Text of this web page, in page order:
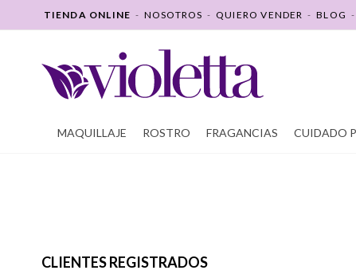
SALTAR
A
TIENDA ONLINE - NOSOTROS - QUIERO VENDER - BLOG -
MAQUILLAJE ROSTRO FRAGANCIAS CUIDADO
CLIENTES REGISTRADOS